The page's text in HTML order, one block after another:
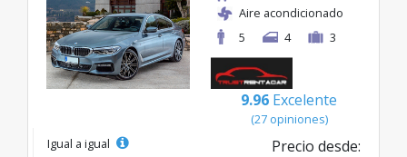
Aire acondicionado
5
4 3
9.96 Excelente
(27 opiniones)
Igual a igual
Precio desde: